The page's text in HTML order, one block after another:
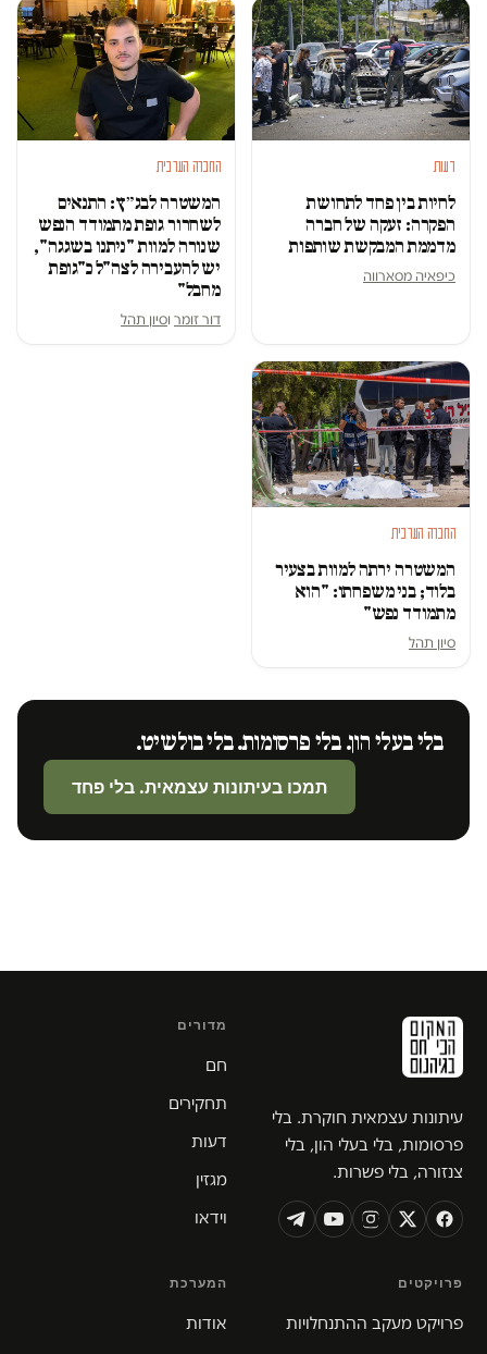
דעות
לחיות בין פחד לתחושת
הפקרה: זעקה של חברה
מדממת המבקשת שותפות
כיפאיה מסארווה
החברה הערבית
המשטרה לבג״ץ: התנאים
לשחרור גופת מתמודד הנפש
שנורה למוות "ניתנו בשגגה",
יש להעבירה לצה"ל כ"גופת
מחבל"
דור זומר וסיון תהל
החברה הערבית
המשטרה ירתה למוות בצעיר
בלוד; בני משפחתו: "הוא
מתמודד נפש"
סיון תהל
בלי בעלי הון. בלי פרסומות. בלי בולשיט.
תמכו בעיתונות עצמאית. בלי פחד
עיתונות עצמאית חוקרת. בלי
פרסומות, בלי בעלי הון, בלי
צנזורה, בלי פשרות.
מדורים
חם
תחקירים
דעות
מגזין
וידאו
פרויקטים
פרויקט מעקב ההתנחלויות
המערכת
אודות